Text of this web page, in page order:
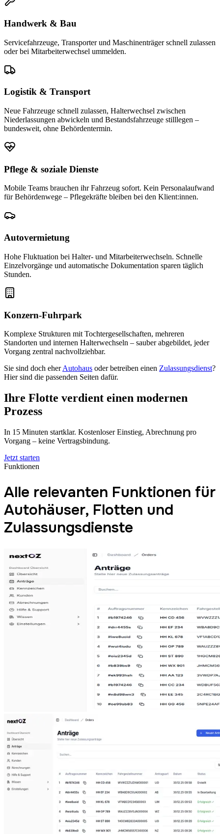
Handwerk & Bau
Servicefahrzeuge, Transporter und Maschinenträger schnell zulassen
oder bei Mitarbeiterwechsel ummelden.
Logistik & Transport
Neue Fahrzeuge schnell zulassen, Halterwechsel zwischen
Niederlassungen abwickeln und Bestandsfahrzeuge stilllegen –
bundesweit, ohne Behördentermin.
Pflege & soziale Dienste
Mobile Teams brauchen ihr Fahrzeug sofort. Kein Personalaufwand
für Behördenwege – Pflegekräfte bleiben bei den Klient:innen.
Autovermietung
Hohe Fluktuation bei Halter- und Mitarbeiterwechseln. Schnelle
Einzelvorgänge und automatische Dokumentation sparen täglich
Stunden.
Konzern-Fuhrpark
Komplexe Strukturen mit Tochtergesellschaften, mehreren
Standorten und internen Halterwechseln – sauber abgebildet, jeder
Vorgang zentral nachvollziehbar.
Sie sind doch eher Autohaus oder betreiben einen Zulassungsdienst?
Hier sind die passenden Seiten dafür.
Ihre Flotte verdient einen modernen
Prozess
In 15 Minuten startklar. Kostenloser Einstieg, Abrechnung pro
Vorgang – keine Vertragsbindung.
Jetzt starten
Funktionen
Alle relevanten Funktionen für
Autohäuser, Flotten und
Zulassungsdienste